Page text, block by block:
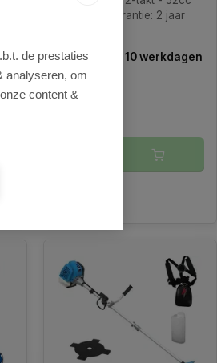
Fabrieksgarantie: 2 jaar
Levertijd 4 - 10 werkdagen
de prestaties
analyseren, om
content &